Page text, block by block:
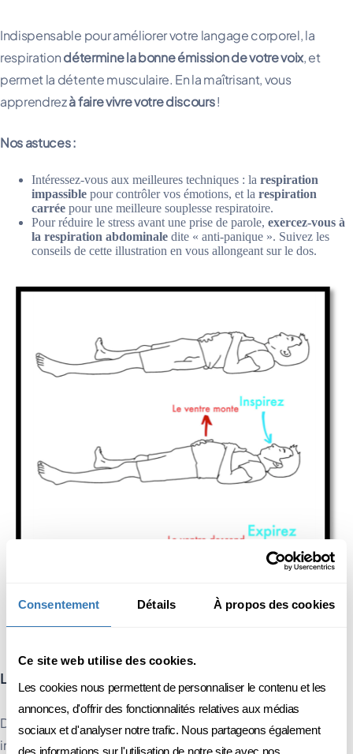
Consentement Détails À propos des cookies
Ce site web utilise des cookies.
Les cookies nous permettent de personnaliser le contenu et les
annonces, d'offrir des fonctionnalités relatives aux médias
sociaux et d'analyser notre trafic. Nous partageons également
des informations sur l'utilisation de notre site avec nos
Indispensable pour améliorer votre langage corporel, la
respirationdétermine la bonne émission de votre voix, et
permet la détente musculaire. En la maîtrisant, vous
apprendrezà faire vivre votre discours!
Nos astuces :
Intéressez-vous aux meilleures techniques : la respiration
impassible pour contrôler vos émotions, et la respiration
carrée pour une meilleure souplesse respiratoire.
Pour réduire le stress avant une prise de parole, exercez-vous à
la respiration abdominale dite « anti-panique ». Suivez les
conseils de cette illustration en vous allongeant sur le dos.
Le regard en langage corporel
Dans de nombreuses cultures, le fait de ne pas regarder son
interlocuteur·rice « dans les yeux » est interprété comme un